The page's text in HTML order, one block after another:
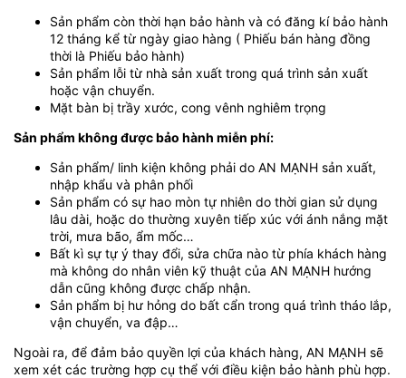
Sản phẩm còn thời hạn bảo hành và có đăng kí bảo hành
12 tháng kể từ ngày giao hàng ( Phiếu bán hàng đồng
thời là Phiếu bảo hành)
Sản phẩm lỗi từ nhà sản xuất trong quá trình sản xuất
hoặc vận chuyển.
Mặt bàn bị trầy xước, cong vênh nghiêm trọng
Sản phẩm không được bảo hành miễn phí:
Sản phẩm/ linh kiện không phải do AN MẠNH sản xuất,
nhập khẩu và phân phối
Sản phẩm có sự hao mòn tự nhiên do thời gian sử dụng
lâu dài, hoặc do thường xuyên tiếp xúc với ánh nắng mặt
trời, mưa bão, ẩm mốc…
Bất kì sự tự ý thay đổi, sửa chữa nào từ phía khách hàng
mà không do nhân viên kỹ thuật của AN MẠNH hướng
dẫn cũng không được chấp nhận.
Sản phẩm bị hư hỏng do bất cẩn trong quá trình tháo lắp,
vận chuyển, va đập…
Ngoài ra, để đảm bảo quyền lợi của khách hàng, AN MẠNH sẽ
xem xét các trường hợp cụ thể với điều kiện bảo hành phù hợp.